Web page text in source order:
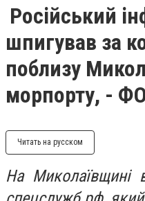
Російський
шпигував за
поблизу
морпорту, -
Читать на русском
На Миколаївщині